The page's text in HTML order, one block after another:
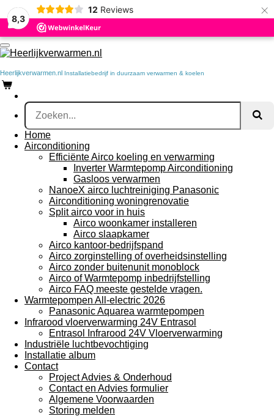
8,3
12 Reviews ×
Ga
direct
naar
de
hoofdinhoud
Heerlijkverwarmen.nl Installatiebedrijf in duurzaam verwarmen & koelen
Home
Airconditioning
Efficiënte Airco koeling en verwarming
Inverter Warmtepomp Airconditioning
Gasloos verwarmen
NanoeX airco luchtreiniging Panasonic
Airconditioning woningrenovatie
Split airco voor in huis
Airco woonkamer installeren
Airco slaapkamer
Airco kantoor-bedrijfspand
Airco zorginstelling of overheidsinstelling
Airco zonder buitenunit monoblock
Airco of Warmtepomp inbedrijfstelling
Airco FAQ meeste gestelde vragen.
Warmtepompen All-electric 2026
Panasonic Aquarea warmtepompen
Infrarood vloerverwarming 24V Entrasol
Entrasol Infrarood 24V Vloerverwarming
Industriële luchtbevochtiging
Installatie album
Contact
Project Advies & Onderhoud
Contact en Advies formulier
Algemene Voorwaarden
Storing melden